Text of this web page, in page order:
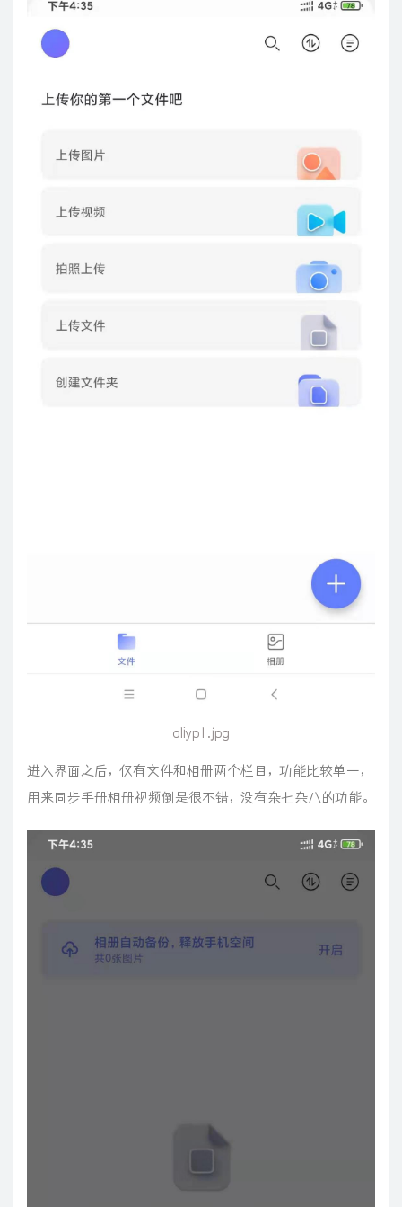
aliyp1.jpg
进入界面之后，仅有文件和相册两个栏目，功能比较单一，
用来同步手册相册视频倒是很不错，没有杂七杂八的功能。